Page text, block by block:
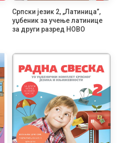
Српски језик 2, „Латиница”,
уџбеник за учење латинице
за други разред НОВО